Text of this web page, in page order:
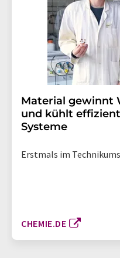
Material gewinnt
und kühlt
Systeme
Erstmals im
CHEMIE.DE